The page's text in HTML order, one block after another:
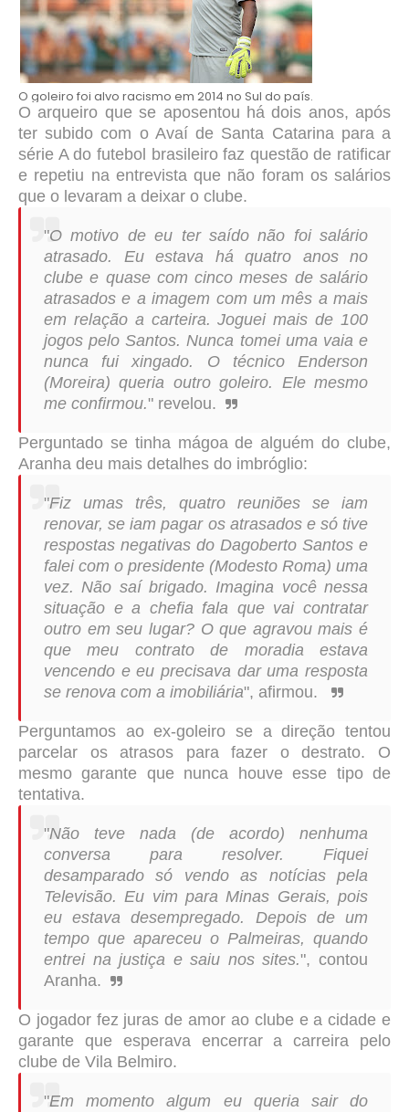
O goleiro foi alvo racismo em 2014 no Sul do país.
O arqueiro que se aposentou há dois anos, após
ter subido com o Avaí de Santa Catarina para a
série A do futebol brasileiro faz questão de ratificar
e repetiu na entrevista que não foram os salários
que o levaram a deixar o clube.
"O motivo de eu ter saído não foi salário
atrasado. Eu estava há quatro anos no
clube e quase com cinco meses de salário
atrasados e a imagem com um mês a mais
em relação a carteira.Joguei mais de 100
jogos pelo Santos. Nunca tomei uma vaia e
nunca fui xingado. O técnico Enderson
(Moreira) queria outro goleiro. Ele mesmo
me confirmou." revelou.
Perguntado se tinha mágoa de alguém do clube,
Aranha deu mais detalhes do imbróglio:
"Fiz umas três, quatro reuniões se iam
renovar, se iam pagar os atrasados e só tive
respostas negativas do Dagoberto Santos e
falei com o presidente (Modesto Roma) uma
vez. Não saí brigado. Imagina você nessa
situação e a chefia fala que vai contratar
outro em seu lugar? O que agravou mais é
que meu contrato de moradia estava
vencendo e eu precisava dar uma resposta
se renova com a imobiliária", afirmou.
Perguntamos ao ex-goleiro se a direção tentou
parcelar os atrasos para fazer o destrato. O
mesmo garante que nunca houve esse tipo de
tentativa.
"Não teve nada (de acordo) nenhuma
conversa para resolver. Fiquei
desamparado só vendo as notícias pela
Televisão. Eu vim para Minas Gerais, pois
eu estava desempregado. Depois de um
tempo que apareceu o Palmeiras, quando
entrei na justiça e saiu nos sites.", contou
Aranha.
O jogador fez juras de amor ao clube e a cidade e
garante que esperava encerrar a carreira pelo
clube de Vila Belmiro.
"Em momento algum eu queria sair do